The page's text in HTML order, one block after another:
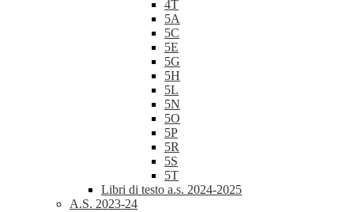
4T
5A
5C
5E
5G
5H
5L
5N
5O
5P
5R
5S
5T
Libri di testo a.s. 2024-2025
A.S. 2023-24